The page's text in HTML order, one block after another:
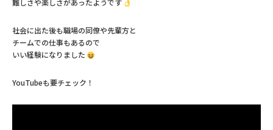
社会に出た後も職場の同僚や先輩方と
チームでの仕事もあるので
いい経験になりました
YouTubeも要チェック！